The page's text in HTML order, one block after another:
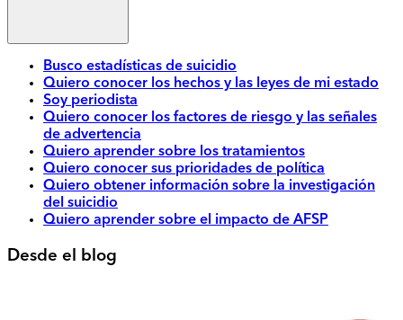
Busco estadísticas de suicidio
Quiero conocer los hechos y las leyes de mi estado
Soy periodista
Quiero conocer los factores de riesgo y las señales
de advertencia
Quiero aprender sobre los tratamientos
Quiero conocer sus prioridades de política
Quiero obtener información sobre la investigación
del suicidio
Quiero aprender sobre el impacto de AFSP
Desde el blog